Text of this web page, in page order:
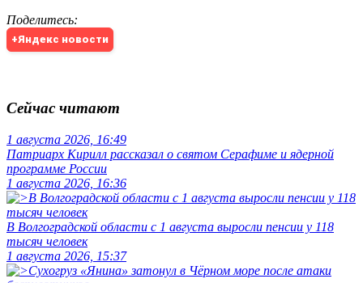
Поделитесь:
+Яндекс новости
Сейчас читают
1 августа 2026, 16:49
Патриарх Кирилл рассказал о святом Серафиме и ядерной
программе России
1 августа 2026, 16:36
В Волгоградской области с 1 августа выросли пенсии у 118
тысяч человек
1 августа 2026, 15:37